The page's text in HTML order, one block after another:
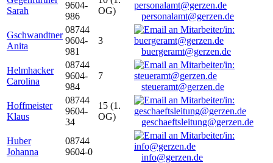
Sarah
9604-
986
OG)
personalamt@gerzen.de
Gschwandtner
Anita
08744
9604-
981
3
buergeramt@gerzen.de
Helmhacker
Carolina
08744
9604-
984
7
steueramt@gerzen.de
Hoffmeister
Klaus
08744
9604-
34
15 (1.
OG)
geschaeftsleitung@gerzen.de
Huber
Johanna
08744
9604-0
info@gerzen.de